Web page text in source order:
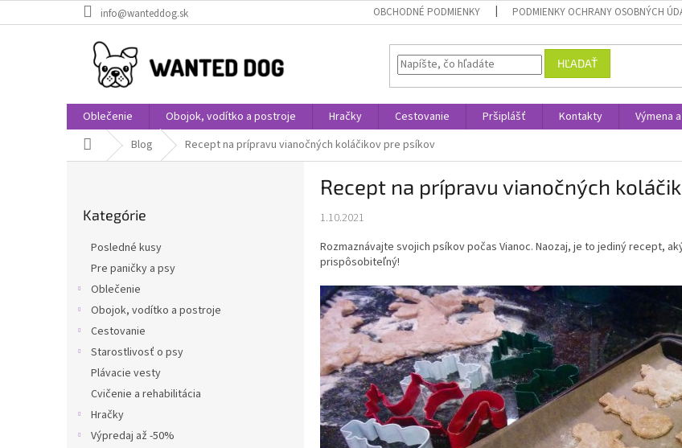
na
info@wanteddog.sk OBCHODNÉ PODMIENKY PODMIENKY OCHRANY OSOBNÝCH
HĽADAŤ
Oblečenie Obojok, vodítko a postroje Hračky Cestovanie Pršiplášť Kontakty Výmena
DomovBlog Recept na prípravu vianočných koláčikov pre psíkov
kategórie
Kategórie
Posledné kusy
Pre paničky a psy
Oblečenie
Obojok, vodítko a postroje
Cestovanie
Starostlivosť o psy
Plávacie vesty
Cvičenie a rehabilitácia
Hračky
Výpredaj až -50%
Recept na prípravu vianočných
1.10.2021
Rozmaznávajte svojich psíkov počas Vianoc. Naozaj, je to jediný recept,
prispôsobiteľný!